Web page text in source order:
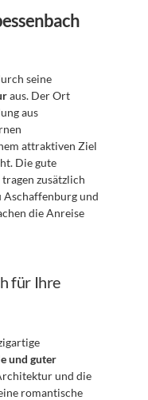
aus. Der Ort
aus
attraktiven Ziel
Die gute
zusätzlich
und
die Anreise
für Ihre
und guter
und die
romantische